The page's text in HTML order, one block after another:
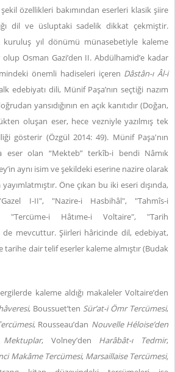
özellikleri bakımından eserleri klasik şiire
dil ve üsluptaki sadelik dikkat çekmiştir.
kuruluş yıl dönümü münasebetiyle kaleme
Osman Gazi’den II. Abdülhamid’e kadar
önemli hadiseleri içeren Dâstân-ı Âl-i
edebiyatı dili, Münif Paşa’nın seçtiği nazım
yansıdığının en açık kanıtıdır (Doğan,
oluşan eser, hece vezniyle yazılmış tek
gösterir (Özgül 2014: 49). Münif Paşa'nın
eser olan “Mekteb” terkîb-i bendi Nâmık
aynı isim ve şekildeki eserine nazire olarak
yayımlatmıştır. Öne çıkan bu iki eseri dışında,
I-II", "Nazire-i Hasbihâl", "Tahmîs-i
"Tercüme-i Hâtıme-i Voltaire", "Tarih
de mevcuttur. Şiirleri hâricinde dil, edebiyat,
dair telif eserler kaleme almıştır (Budak
kaleme aldığı makaleler Voltaire’den
, Boussuet’ten Sür’at-i Ömr Tercümesi,
, Rousseau’dan Nouvelle Héloise’den
, Volney’den Harâbât-ı Tedmir,
Makâme Tercümesi,Marsaillaise Tercümesi,